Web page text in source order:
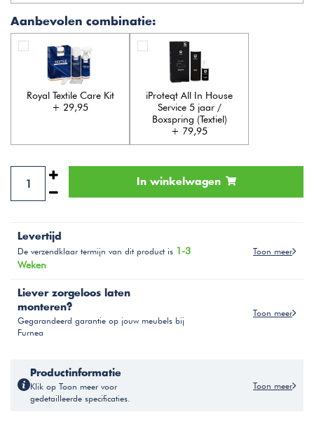
Aanbevolen combinatie:
Royal Textile Care Kit
+ 29,95
iProteqt All In House
Service 5 jaar /
Boxspring (Textiel)
+ 79,95
In winkelwagen
Levertijd
De verzendklaar termijn van dit product is 1-3
Weken
Toon meer
Liever zorgeloos laten
monteren?
Gegarandeerd garantie op jouw meubels bij
Furnea
Toon meer
Productinformatie
Klik op Toon meer voor
gedetailleerde specificaties.
Toon meer